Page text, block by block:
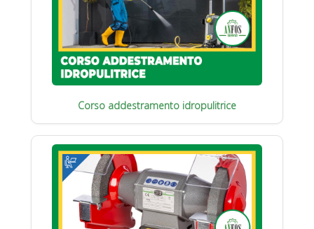
Corso addestramento idropulitrice